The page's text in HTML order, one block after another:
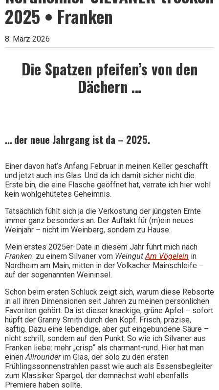
Wein
2025 • Franken
8. März 2026
Die Spatzen pfeifen’s von den
Dächern …
… der neue Jahrgang ist da – 2025.
Einer davon hat’s Anfang Februar in meinen Keller geschafft
und jetzt auch ins Glas. Und da ich damit sicher nicht die
Erste bin, die eine Flasche geöffnet hat, verrate ich hier wohl
kein wohlgehütetes Geheimnis.
Tatsächlich fühlt sich ja die Verkostung der jüngsten Ernte
immer ganz besonders an. Der Auftakt für (m)ein neues
Weinjahr – nicht im Weinberg, sondern zu Hause.
Mein erstes 2025er-Date in diesem Jahr führt mich nach
Franken: zu einem Silvaner vom Weingut Am Vögelein in
Nordheim am Main, mitten in der Volkacher Mainschleife –
auf der sogenannten Weininsel.
Schon beim ersten Schluck zeigt sich, warum diese Rebsorte
in all ihren Dimensionen seit Jahren zu meinen persönlichen
Favoriten gehört. Da ist dieser knackige, grüne Apfel – sofort
hüpft der Granny Smith durch den Kopf. Frisch, präzise,
saftig. Dazu eine lebendige, aber gut eingebundene Säure –
nicht schrill, sondern auf den Punkt. So wie ich Silvaner aus
Franken liebe: mehr „crisp“ als charmant-rund. Hier hat man
einenAllrounderim Glas, der solo zu den ersten
Frühlingssonnenstrahlen passt wie auch als Essensbegleiter
zum Klassiker Spargel, der demnächst wohl ebenfalls
Premiere haben sollte.